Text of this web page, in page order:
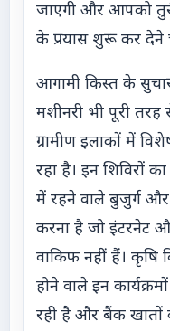
जाएगी और आपको
के प्रयास शुरू कर देने
आगामी किस्त के
मशीनरी भी पूरी
ग्रामीण इलाकों में
रहा है। इन शिविरों
में रहने वाले बुजुर्ग
करना है जो इंटरनेट
वाकिफ नहीं हैं।
होने वाले इन
रही है और बैंक खातों